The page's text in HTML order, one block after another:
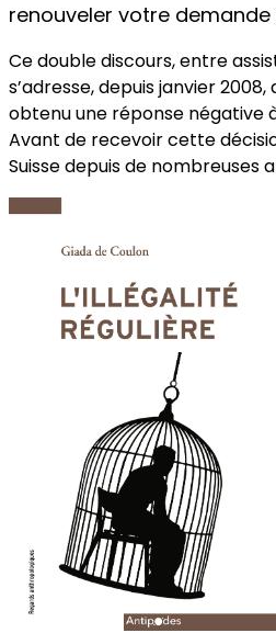
renouveler votre demande
Ce double discours, entre
s’adresse, depuis janvier
obtenu une réponse négative
Avant de recevoir cette
Suisse depuis de nombreuses